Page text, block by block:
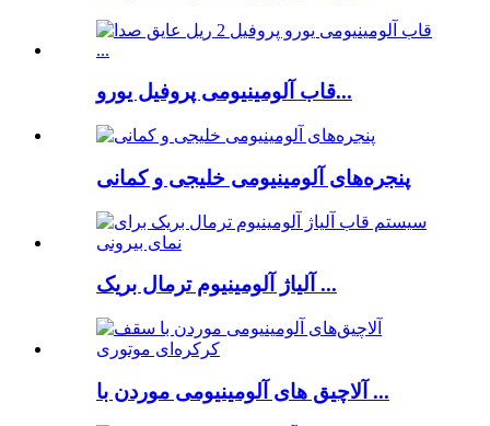
قاب آلومینیومی پروفیل یورو...
پنجره‌های آلومینیومی خلیجی و کمانی
آلیاژ آلومینیوم ترمال بریک ...
آلاچیق های آلومینیومی موردن با ...